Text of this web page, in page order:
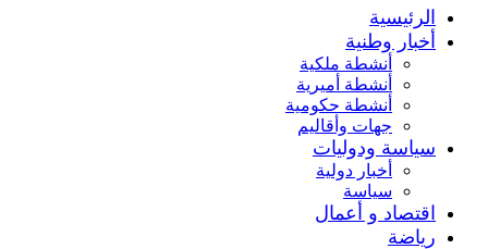
الرئيسية
أخبار وطنية
أنشطة ملكية
أنشطة أميرية
أنشطة حكومية
جهات وأقاليم
سياسة ودوليات
أخبار دولية
سياسة
اقتصاد و أعمال
رياضة